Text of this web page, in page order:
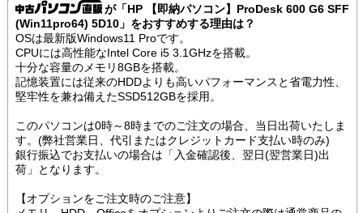
が「HP 【即納パソコン】ProDesk 600 G6 SFF
(Win11pro64) 5D10」をおすすめする理由は？
OSは最新版Windows11 Proです。
CPUには高性能なIntel Core i5 3.1GHzを搭載。
十分な容量のメモリ8GBを搭載。
記憶装置には従来のHDDよりも高いパフォーマンスと省電力性、
堅牢性を兼ね備えたSSD512GBを採用。
このパソコンは0時～8時までのご注文の場合、当日出荷いたしま
す。(弊社営業日、代引またはクレジットカード支払い時のみ)
銀行振込でお支払いの場合は「入金確認後、翌日(翌営業日)出
荷」となります。
【オプションをご注文時のご注意】